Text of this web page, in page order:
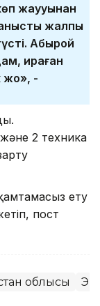
жаууынан
жалпы
Абырой
қираған
-
2 техника
ету
пост
облысы